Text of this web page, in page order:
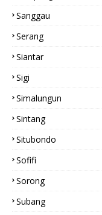
Sanggau
Serang
Siantar
Sigi
Simalungun
Sintang
Situbondo
Sofifi
Sorong
Subang